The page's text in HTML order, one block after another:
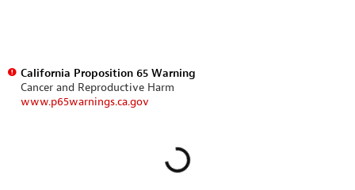
California Proposition 65 Warning
Cancer and Reproductive Harm
www.p65warnings.ca.gov